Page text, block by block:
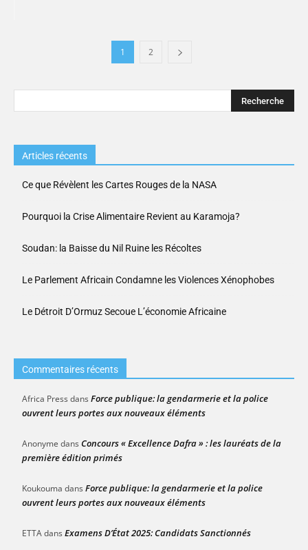
1 2
Articles récents
Ce que Révèlent les Cartes Rouges de la NASA
Pourquoi la Crise Alimentaire Revient au Karamoja?
Soudan: la Baisse du Nil Ruine les Récoltes
Le Parlement Africain Condamne les Violences Xénophobes
Le Détroit D’Ormuz Secoue L’économie Africaine
Commentaires récents
Africa Press dans Force publique: la gendarmerie et la police
ouvrent leurs portes aux nouveaux éléments
Anonyme dans Concours « Excellence Dafra » : les lauréats de la
première édition primés
Koukouma dans Force publique: la gendarmerie et la police
ouvrent leurs portes aux nouveaux éléments
ETTAdans Examens D’État 2025: Candidats Sanctionnés